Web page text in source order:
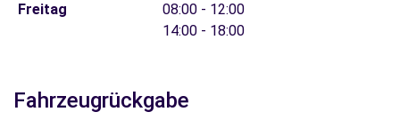
Freitag
08:00 - 12:00
14:00 - 18:00
Fahrzeugrückgabe